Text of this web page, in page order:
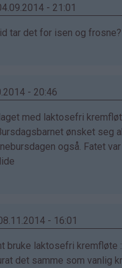
- 21:01
tar det for isen og frosne?
- 20:46
med laktosefri
ønsket seg
også. Fatet
- 16:01
bruke laktosefri kremfløte
det samme som vanlig